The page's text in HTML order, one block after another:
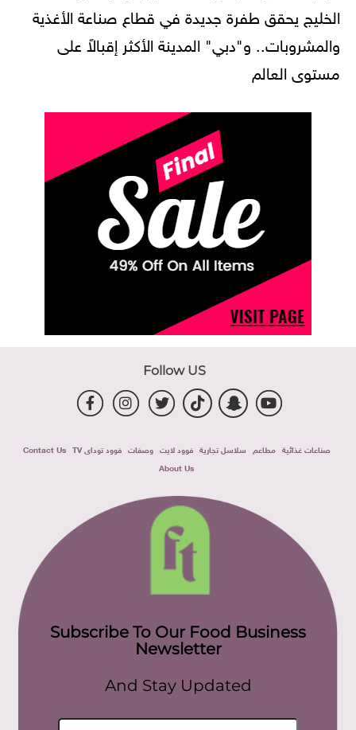
الخليج يحقق طفرة جديدة في قطاع صناعة الأغذية
والمشروبات.. و"دبي" المدينة الأكثر إقبالاً على
مستوى العالم
Follow US
صناعات غذائية مطاعم سلاسل تجارية فوود لايت وصفات فوود توداى TV
Contact Us
About Us
Subscribe To Our Food Business
Newsletter
And Stay Updated